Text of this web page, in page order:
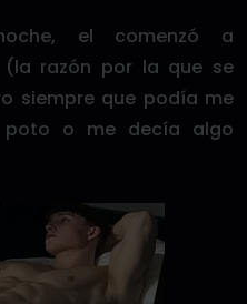
el comenzó a
razón por la que se
siempre que podía me
o me decía algo